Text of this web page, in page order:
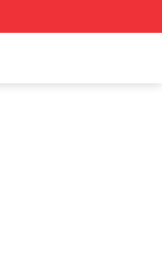
Kuliner Sultra